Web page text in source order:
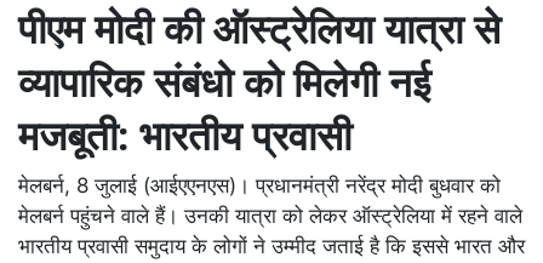
पीएम मोदी की ऑस्ट्रेलिया यात्रा से
व्यापारिक संबंधो को मिलेगी नई
मजबूती: भारतीय प्रवासी
मेलबर्न, 8 जुलाई (आईएएनएस)। प्रधानमंत्री नरेंद्र मोदी बुधवार को
मेलबर्न पहुंचने वाले हैं। उनकी यात्रा को लेकर ऑस्ट्रेलिया में रहने वाले
भारतीय प्रवासी समुदाय के लोगों ने उम्मीद जताई है कि इससे भारत और